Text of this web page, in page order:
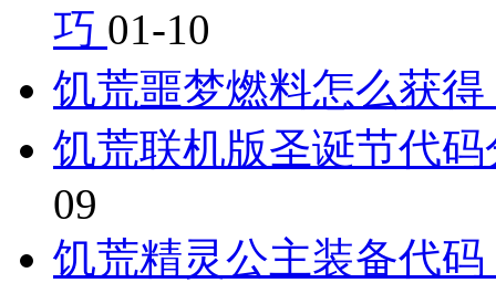
巧 01-10
饥荒噩梦燃料怎么获
饥荒联机版圣诞节代
09
饥荒精灵公主装备代